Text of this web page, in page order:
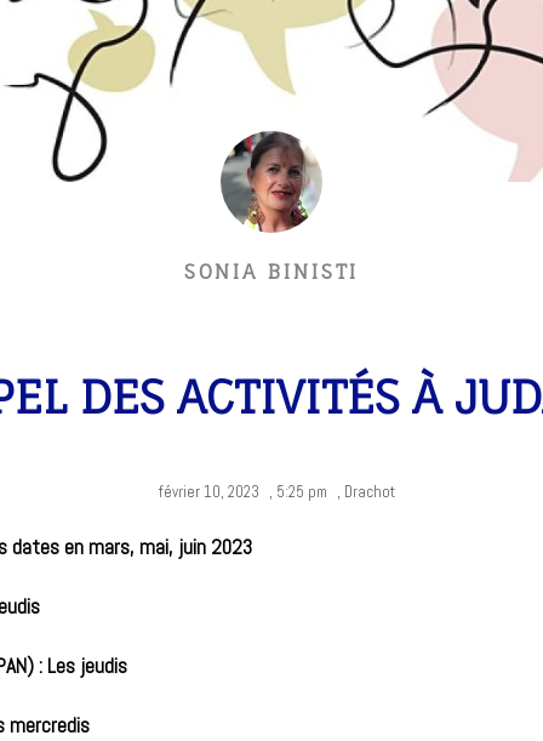
SONIA BINISTI
DES ACTIVITÉS À
février 10, 2023 , 5:25 pm , Drachot
dates en mars, mai, juin 2023
: Les jeudis
mercredis